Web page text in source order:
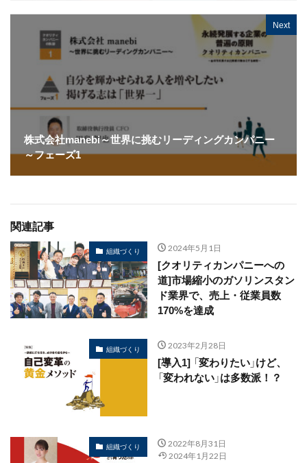
Next
株式会社manebi～世界に挑むリーディングカンパニー
～フェーズ1
関連記事
組織づくり 2024年5月1日
[クオリティカンパニーへの
道]市場縮小のガソリンスタン
ド業界で、売上・従業員数
170%を達成
組織づくり 2023年2月28日
[導入1] 「変わりたい」けど、
「変われない」は多数派！？
組織づくり
2022年8月31日
2024年1月22日